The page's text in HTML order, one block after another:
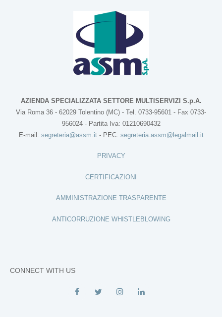
AZIENDA SPECIALIZZATA SETTORE MULTISERVIZI S.p.A.
Via Roma 36 - 62029 Tolentino (MC) - Tel. 0733-95601 - Fax 0733-
956024 - Partita Iva: 01210690432
E-mail: segreteria@assm.it- PEC: segreteria.assm@legalmail.it
PRIVACY
CERTIFICAZIONI
AMMINISTRAZIONE TRASPARENTE
ANTICORRUZIONE WHISTLEBLOWING
CONNECT WITH US